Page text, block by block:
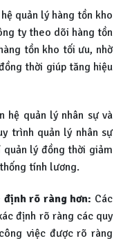
hệ quản lý hàng tồn kho
ty theo dõi hàng tồn
tồn kho tối ưu, nhờ
thời giúp tăng hiệu
hệ quản lý nhân sự và
trình quản lý nhân sự
lý đồng thời giảm
tính lương.
rõ ràng hơn: Các
định rõ ràng các quy
việc được rõ ràng